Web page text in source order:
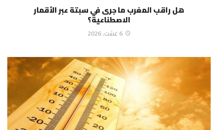
هل راقب المغرب ما جرى في سبتة عبر الأقمار
الاصطناعية؟
6 غشت، 2026